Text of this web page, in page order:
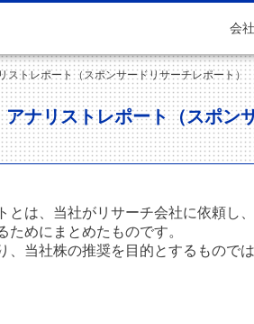
会
ストレポート（スポンサードリサーチレポート）
アナリストレポート（スポン
とは、当社がリサーチ会社に依頼し
めにまとめたものです。
、当社株の推奨を目的とするものでは